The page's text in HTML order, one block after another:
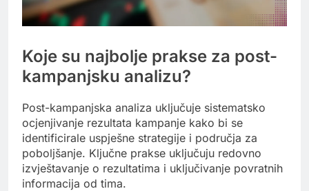
Koje su najbolje prakse za post-
kampanjsku analizu?
Post-kampanjska analiza uključuje sistematsko
ocjenjivanje rezultata kampanje kako bi se
identificirale uspješne strategije i područja za
poboljšanje. Ključne prakse uključuju redovno
izvještavanje o rezultatima i uključivanje povratnih
informacija od tima.